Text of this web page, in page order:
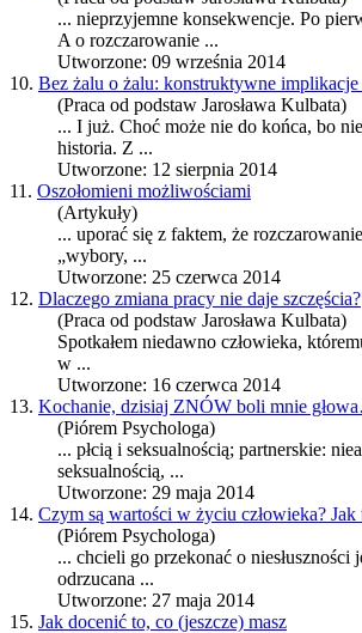
... nieprzyjemne konsekwencje. Po
A o rozczarowanie ...
Utworzone: 09 września 2014
10. Bez żalu o żalu: konstruktywne implikacje
(Praca od podstaw Jarosława Kulbata)
... I już. Choć może nie do końca, bo
historia. Z ...
Utworzone: 12 sierpnia 2014
11. Oszołomieni możliwościami
(Artykuły)
... uporać się z faktem, że rozczarowanie
„wybory, ...
Utworzone: 25 czerwca 2014
12. Dlaczego zmiana pracy nie daje szczęścia?
(Praca od podstaw Jarosława Kulbata)
Spotkałem niedawno człowieka,
w ...
Utworzone: 16 czerwca 2014
13. Kochanie, dzisiaj ZNÓW boli mnie
(Piórem Psychologa)
... płcią i seksualnością; partnerskie:
seksualnością, ...
Utworzone: 29 maja 2014
14. Czym są wartości w życiu człowieka?
(Piórem Psychologa)
... chcieli go przekonać o niesłuszności
odrzucana ...
Utworzone: 27 maja 2014
15. Jak docenić to, co (jeszcze) masz